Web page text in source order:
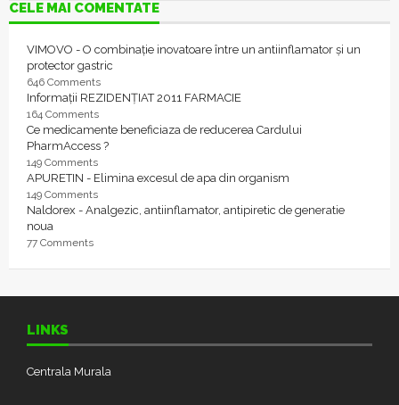
CELE MAI COMENTATE
VIMOVO - O combinație inovatoare între un antiinflamator și un
protector gastric
646 Comments
Informații REZIDENȚIAT 2011 FARMACIE
164 Comments
Ce medicamente beneficiaza de reducerea Cardului
PharmAccess ?
149 Comments
APURETIN - Elimina excesul de apa din organism
149 Comments
Naldorex - Analgezic, antiinflamator, antipiretic de generatie
noua
77 Comments
LINKS
Centrala Murala